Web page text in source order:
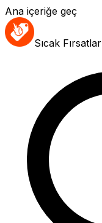
Ana içeriğe geç
Sıcak Fırsatlar